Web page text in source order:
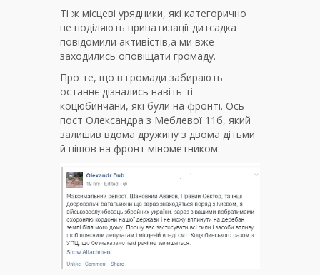
Ті ж місцеві урядники, які категорично
не поділяють приватизації дитсадка
повідомили активістів,а ми вже
заходились оповіщати громаду.
Про те, що в громади забирають
останнє дізнались навіть ті
коцюбинчани, які були на фронті. Ось
пост Олександра з Меблевої 11б, який
залишив вдома дружину з двома дітьми
й пішов на фронт мінометником.